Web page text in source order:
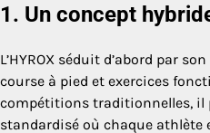
1. Un concept
L’HYROX séduit d’abord par
course à pied et exercices
compétitions traditionnelles, il
standardisé où chaque athlète